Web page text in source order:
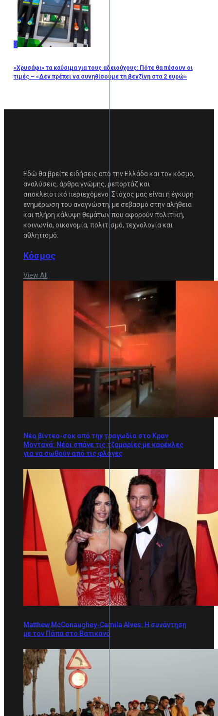
3
«Χρυσάφι» τα καύσιμα για τους αδειούχους: Πότε θα πέσουν οι
τιμές – «Δεν πρέπει να συνηθίσουμε τη βενζίνη στα 2 ευρώ»
Εδώ θα βρείτε ειδήσεις από την Ελλάδα και τον κόσμο,
αναλύσεις, άρθρα γνώμης, ρεπορτάζ και
αποκλειστικό περιεχόμενο. Στόχος μας είναι η έγκυρη
ενημέρωση του αναγνώστη, με σεβασμό στην αλήθεια
και πλήρη κάλυψη θεμάτων που αφορούν πολιτική,
κοινωνία, οικονομία, πολιτισμό, τεχνολογία και
αθλητισμό.
Κόσμος
View All
Νέο βίντεο-σοκ από την τραγωδία στο Κραν
Μοντανά: Νέοι σπάνε τις τζαμαρίες με καρέκλες
για να σωθούν από τις φλόγες
Matthew McConaughey-Camila Alves: Η συνάντηση
με τον Πάπα στο Βατικανό